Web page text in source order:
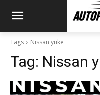
Tags Nissan yuke
Tag: Nissan